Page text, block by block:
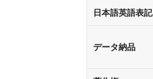
日本語英語表記
データ納品